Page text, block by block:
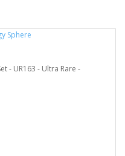
- UR163 - Ultra Rare -